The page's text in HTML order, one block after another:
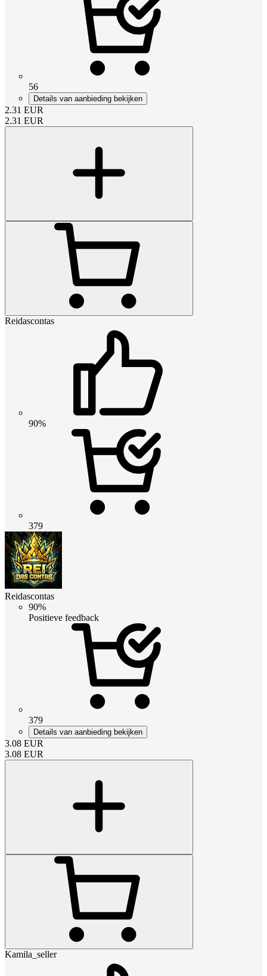
56
Details van aanbieding bekijken
2.31 EUR
2.31 EUR
Reidascontas
90%
379
Reidascontas
90%
Positieve feedback
379
Details van aanbieding bekijken
3.08 EUR
3.08 EUR
Kamila_seller